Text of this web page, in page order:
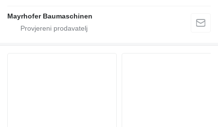
Mayrhofer Baumaschinen